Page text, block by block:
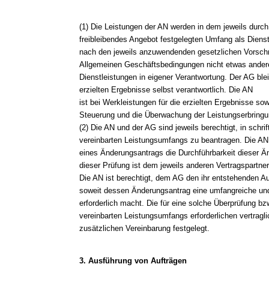
(1) Die Leistungen der AN werden in dem jeweils
freibleibendes Angebot festgelegten Umfang als
nach den jeweils anzuwendenden gesetzlichen
Allgemeinen Geschäftsbedingungen nicht etwas
Dienstleistungen in eigener Verantwortung. Der AG
erzielten Ergebnisse selbst verantwortlich. Die AN
ist bei Werkleistungen für die erzielten Ergebnisse
Steuerung und die Überwachung der
(2) Die AN und der AG sind jeweils berechtigt, in
vereinbarten Leistungsumfangs zu beantragen. Die
eines Änderungsantrags die Durchführbarkeit dieser
dieser Prüfung ist dem jeweils anderen
Die AN ist berechtigt, dem AG den ihr entstehenden
soweit dessen Änderungsantrag eine umfangreiche
erforderlich macht. Die für eine solche Überprüfung
vereinbarten Leistungsumfangs erforderlichen
zusätzlichen Vereinbarung festgelegt.
3. Ausführung von Aufträgen